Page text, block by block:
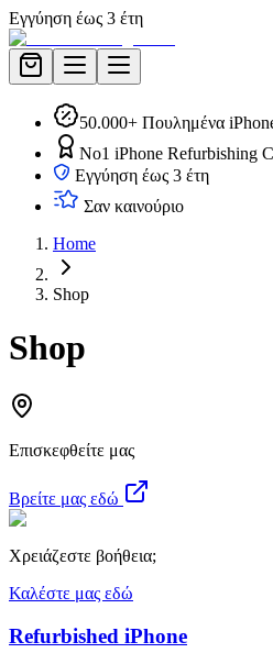
Εγγύηση έως 3 έτη
50.000+ Πουλημένα
No1 iPhone Refurbishing
Εγγύηση έως 3 έτη
Σαν καινούριο
Home
Shop
Shop
Επισκεφθείτε μας
Βρείτε μας εδώ
Χρειάζεστε βοήθεια;
Καλέστε μας εδώ
Refurbished iPhone